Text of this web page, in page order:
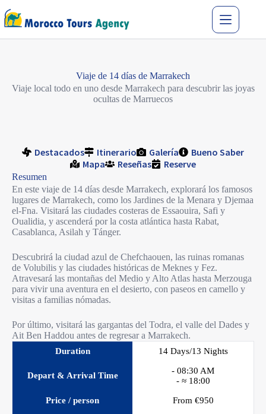
Viaje de 14 días de Marrakech
Viaje local todo en uno desde Marrakech para descubrir las joyas
ocultas de Marruecos
Destacados Itinerario Galería
Bueno Saber
Mapa
Reseñas Reserve
Resumen
En este viaje de 14 días desde Marrakech, explorará los famosos
lugares de Marrakech, como los Jardines de la Menara y Djemaa
el-Fna. Visitará las ciudades costeras de Essaouira, Safi y
Oualidia, y ascenderá por la costa atlántica hasta Rabat,
Casablanca, Asilah y Tánger.
Descubrirá la ciudad azul de Chefchaouen, las ruinas romanas
de Volubilis y las ciudades históricas de Meknes y Fez.
Atravesará las montañas del Medio y Alto Atlas hasta Merzouga
para vivir una aventura en el desierto, con paseos en camello y
visitas a familias nómadas.
Por último, visitará las gargantas del Todra, el valle del Dades y
Ait Ben Haddou antes de regresar a Marrakech.
Duration 14 Days/13 Nights
Depart & Arrival Time
- 08:30 AM
- ≈ 18:00
Price / person From €950